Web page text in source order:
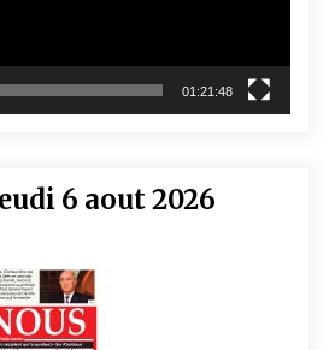
01:21:48
6 aout 2026